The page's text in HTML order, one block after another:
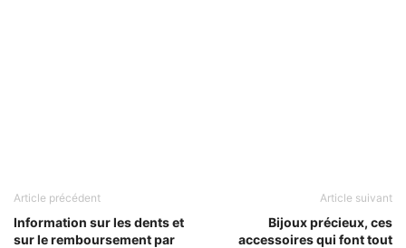
Article précédent
Information sur les dents et
sur le remboursement par
Article suivant
Bijoux précieux, ces
accessoires qui font tout